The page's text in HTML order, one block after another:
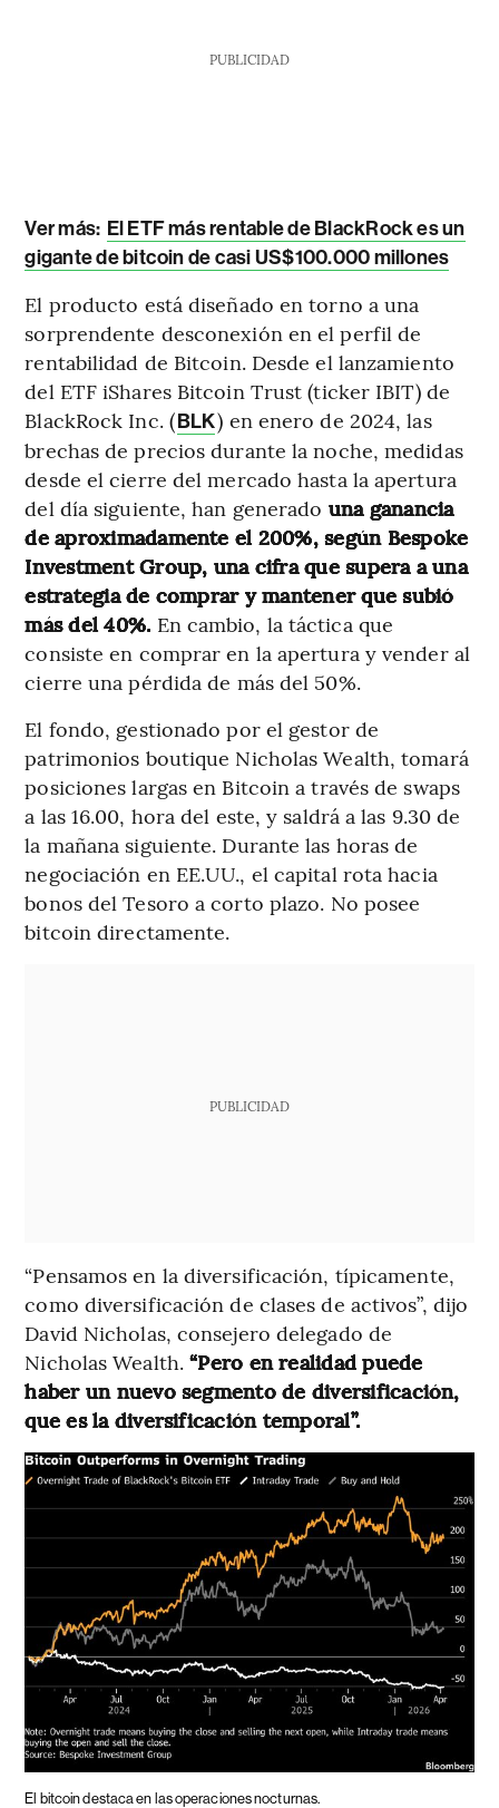
PUBLICIDAD
Ver más: El ETF más rentable de BlackRock es un
gigante de bitcoin de casi US$100.000 millones
El producto está diseñado en torno a una
sorprendente desconexión en el perfil de
rentabilidad de Bitcoin. Desde el lanzamiento
del ETF iShares Bitcoin Trust (ticker IBIT) de
BlackRock Inc. (BLK) en enero de 2024, las
brechas de precios durante la noche, medidas
desde el cierre del mercado hasta la apertura
del día siguiente, han generado una ganancia
de aproximadamente el 200%, según Bespoke
Investment Group, una cifra que supera a una
estrategia de comprar y mantener que subió
más del 40%. En cambio, la táctica que
consiste en comprar en la apertura y vender al
cierre una pérdida de más del 50%.
El fondo, gestionado por el gestor de
patrimonios boutique Nicholas Wealth, tomará
posiciones largas en Bitcoin a través de swaps
a las 16.00, hora del este, y saldrá a las 9.30 de
la mañana siguiente. Durante las horas de
negociación en EE.UU., el capital rota hacia
bonos del Tesoro a corto plazo. No posee
bitcoin directamente.
PUBLICIDAD
“Pensamos en la diversificación, típicamente,
como diversificación de clases de activos”, dijo
David Nicholas, consejero delegado de
Nicholas Wealth.“Pero en realidad puede
haber un nuevo segmento de diversificación,
que es la diversificación temporal”.
El bitcoin destaca en las operaciones nocturnas.